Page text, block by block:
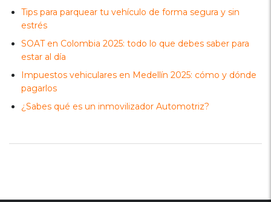
Tips para parquear tu vehículo de forma segura y sin
estrés
SOAT en Colombia 2025: todo lo que debes saber para
estar al día
Impuestos vehiculares en Medellín 2025: cómo y dónde
pagarlos
¿Sabes qué es un inmovilizador Automotriz?